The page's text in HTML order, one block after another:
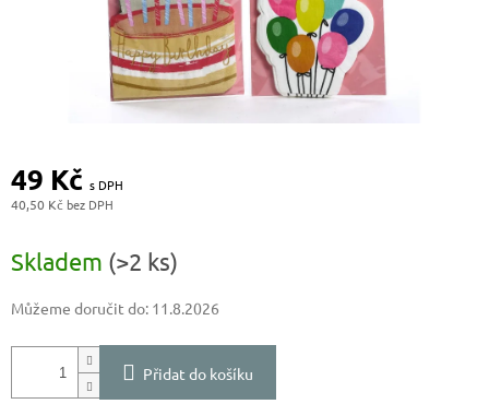
49 Kč
40,50 Kč
cena:
Skladem (>2 ks)
Můžeme doručit do: 11.8.2026
Přidat do košíku